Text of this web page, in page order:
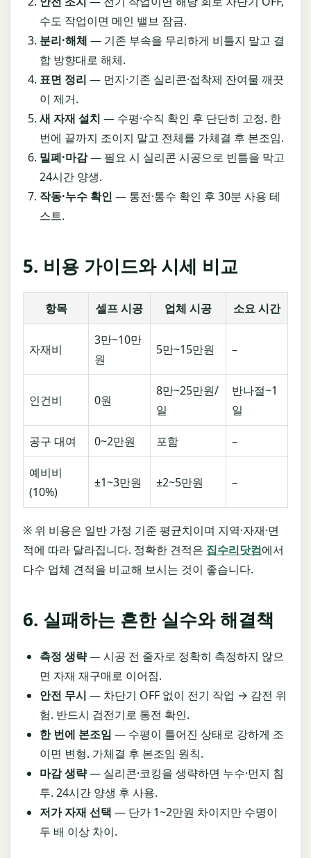
수도 작업이면 메인 밸브 잠금.
분리·해체 — 기존 부속을 무리하게 비틀지 말고 결
합 방향대로 해체.
표면 정리 — 먼지·기존 실리콘·접착제 잔여물 깨끗
이 제거.
새 자재 설치 — 수평·수직 확인 후 단단히 고정. 한
번에 끝까지 조이지 말고 전체를 가체결 후 본조임.
밀폐·마감— 필요 시 실리콘 시공으로 빈틈을 막고
24시간 양생.
작동·누수 확인 — 통전·통수 확인 후 30분 사용 테
스트.
5. 비용 가이드와 시세 비교
항목 셀프 시공 업체 시공 소요 시간
자재비
3만~10만
원
5만~15만원 –
인건비 0원
8만~25만원/
일
반나절~1
일
공구 대여 0~2만원 포함 –
예비비
(10%)
±1~3만원 ±2~5만원 –
※ 위 비용은 일반 가정 기준 평균치이며 지역·자재·면
적에 따라 달라집니다. 정확한 견적은 집수리닷컴에서
다수 업체 견적을 비교해 보시는 것이 좋습니다.
6. 실패하는 흔한 실수와 해결책
측정 생략— 시공 전 줄자로 정확히 측정하지 않으
면 자재 재구매로 이어짐.
안전 무시 — 차단기 OFF 없이 전기 작업 → 감전 위
험. 반드시 검전기로 통전 확인.
한 번에 본조임 — 수평이 틀어진 상태로 강하게 조
이면 변형. 가체결 후 본조임 원칙.
마감 생략— 실리콘·코킹을 생략하면 누수·먼지 침
투. 24시간 양생 후 사용.
저가 자재 선택 — 단가 1~2만원 차이지만 수명이
두 배 이상 차이.